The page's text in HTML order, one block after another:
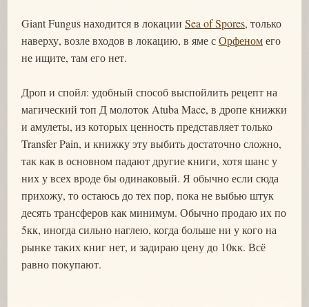
Giant Fungus находится в локации Sea of Spores, только
наверху, возле входов в локацию, в яме сОрфеномего
не ищите, там его нет.
Дроп и спойл: удобный способ выспойлить рецепт на
магический топ Д молоток Atuba Mace, в дропе книжки
и амулеты, из которых ценность представляет только
Transfer Pain, и книжку эту выбить достаточно сложно,
так как в основном падают другие книги, хотя шанс у
них у всех вроде бы одинаковый. Я обычно если сюда
прихожу, то остаюсь до тех пор, пока не выбью штук
десять трансферов как минимум. Обычно продаю их по
5кк, иногда сильно наглею, когда больше ни у кого на
рынке таких книг нет, и задираю цену до 10кк. Всё
равно покупают.